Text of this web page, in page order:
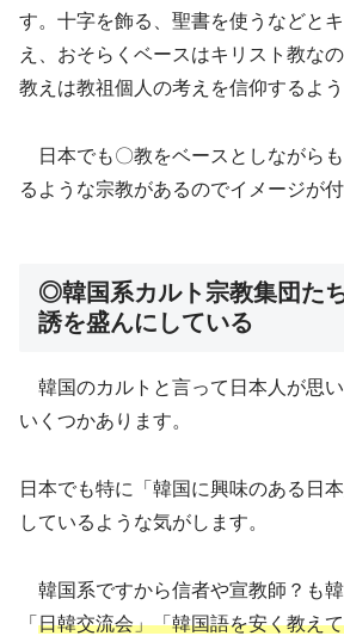
す。十字を飾る、聖書を使うなどと
え、おそらくベースはキリスト教な
教えは教祖個人の考えを信仰するよう
日本でも〇教をベースとしながら
るような宗教があるのでイメージが付
◎韓国系カルト宗教集団た
誘を盛んにしている
韓国のカルトと言って日本人が思
いくつかあります。
日本でも特に「韓国に興味のある日
しているような気がします。
韓国系ですから信者や宣教師？も韓
「 日韓交流会」「韓国語を安く教え